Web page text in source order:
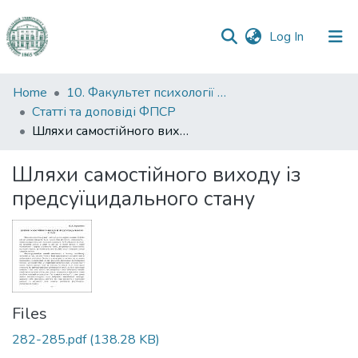
Log In (current)
Communities
&
Collections
Statistics
Home
10. Факультет психології та соціальної роботи
Статті та доповіді ФПСР
Шляхи самостійного виходу із предсуїцидального стану
Шляхи самостійного виходу із
предсуїцидального стану
Files
282-285.pdf(138.28 KB)